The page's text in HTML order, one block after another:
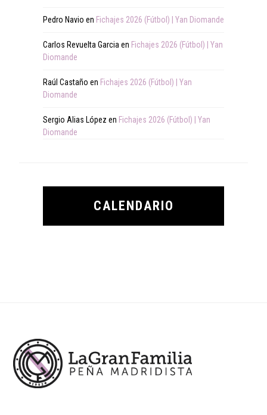
Pedro Navio en Fichajes 2026 (Fútbol) | Yan Diomande
Carlos Revuelta Garcia en Fichajes 2026 (Fútbol) | Yan
Diomande
Raúl Castaño en Fichajes 2026 (Fútbol) | Yan
Diomande
Sergio Alias López en Fichajes 2026 (Fútbol) | Yan
Diomande
CALENDARIO